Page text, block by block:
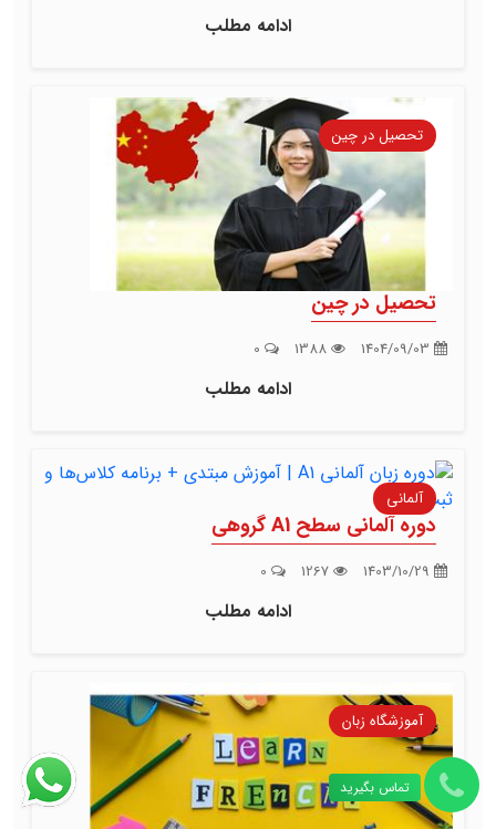
ادامه مطلب
تحصیل در چین
تحصیل در چین
ادامه مطلب
آلمانی
دوره آلمانی سطح A1 گروهی
ادامه مطلب
آموزشگاه زبان
تماس بگیرید